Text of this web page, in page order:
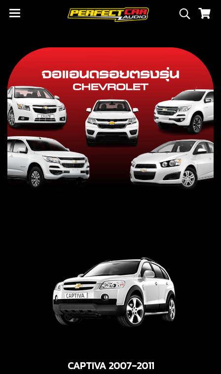
CAPTIVA 2007-2011